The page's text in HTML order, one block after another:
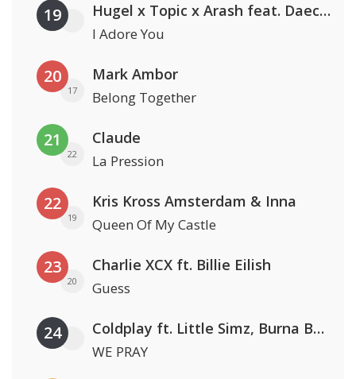
19 Hugel x Topic x Arash feat. Daecolm
I Adore You
20
17
Mark Ambor
Belong Together
21
22
Claude
La Pression
22
19
Kris Kross Amsterdam & Inna
Queen Of My Castle
23
20
Charlie XCX ft. Billie Eilish
Guess
24 Coldplay ft. Little Simz, Burna Boy, Elyanna & Tini
WE PRAY